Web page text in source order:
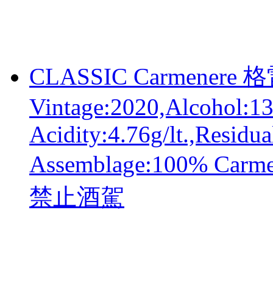
CLASSIC Carmenere
Acidity:4.76g/
Assemblage:100%
禁止酒駕